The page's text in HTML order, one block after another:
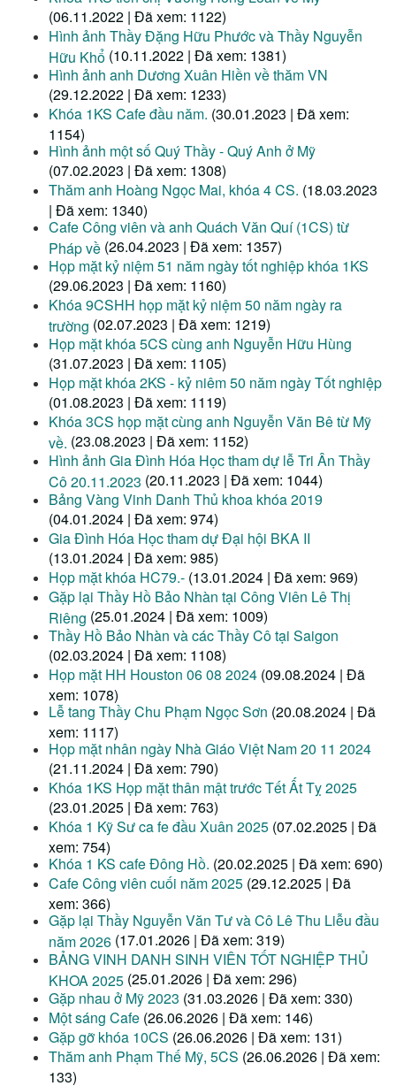
(06.11.2022 | Đã xem: 1122)
Hình ảnh Thầy Đặng Hữu Phước và Thầy Nguyễn
Hữu Khổ (10.11.2022 | Đã xem: 1381)
Hình ảnh anh Dương Xuân Hiền về thăm VN
(29.12.2022 | Đã xem: 1233)
Khóa 1KS Cafe đầu năm. (30.01.2023 | Đã xem:
1154)
Hình ảnh một số Quý Thầy - Quý Anh ở Mỹ
(07.02.2023 | Đã xem: 1308)
Thăm anh Hoàng Ngọc Mai, khóa 4 CS. (18.03.2023
| Đã xem: 1340)
Cafe Công viên và anh Quách Văn Quí (1CS) từ
Pháp về (26.04.2023 | Đã xem: 1357)
Họp mặt kỷ niệm 51 năm ngày tốt nghiệp khóa 1KS
(29.06.2023 | Đã xem: 1160)
Khóa 9CSHH họp mặt kỷ niệm 50 năm ngày ra
trường (02.07.2023 | Đã xem: 1219)
Họp mặt khóa 5CS cùng anh Nguyễn Hữu Hùng
(31.07.2023 | Đã xem: 1105)
Họp mặt khóa 2KS - kỷ niêm 50 năm ngày Tốt nghiệp
(01.08.2023 | Đã xem: 1119)
Khóa 3CS họp mặt cùng anh Nguyễn Văn Bê từ Mỹ
về. (23.08.2023 | Đã xem: 1152)
Hình ảnh Gia Đình Hóa Học tham dự lễ Tri Ân Thầy
Cô 20.11.2023 (20.11.2023 | Đã xem: 1044)
Bảng Vàng Vinh Danh Thủ khoa khóa 2019
(04.01.2024 | Đã xem: 974)
Gia Đình Hóa Học tham dự Đại hội BKA II
(13.01.2024 | Đã xem: 985)
Họp mặt khóa HC79.- (13.01.2024 | Đã xem: 969)
Gặp lại Thầy Hồ Bảo Nhàn tại Công Viên Lê Thị
Riêng (25.01.2024 | Đã xem: 1009)
Thầy Hồ Bảo Nhàn và các Thầy Cô tại Saigon
(02.03.2024 | Đã xem: 1108)
Họp mặt HH Houston 06 08 2024 (09.08.2024 | Đã
xem: 1078)
Lễ tang Thầy Chu Phạm Ngọc Sơn (20.08.2024 | Đã
xem: 1117)
Họp mặt nhân ngày Nhà Giáo Việt Nam 20 11 2024
(21.11.2024 | Đã xem: 790)
Khóa 1KS Họp mặt thân mật trước Tết Ất Tỵ 2025
(23.01.2025 | Đã xem: 763)
Khóa 1 Kỹ Sư ca fe đầu Xuân 2025 (07.02.2025 | Đã
xem: 754)
Khóa 1 KS cafe Đông Hồ. (20.02.2025 | Đã xem: 690)
Cafe Công viên cuối năm 2025 (29.12.2025 | Đã
xem: 366)
Gặp lại Thầy Nguyễn Văn Tư và Cô Lê Thu Liễu đầu
năm 2026 (17.01.2026 | Đã xem: 319)
BẢNG VINH DANH SINH VIÊN TỐT NGHIỆP THỦ
KHOA 2025 (25.01.2026 | Đã xem: 296)
Gặp nhau ở Mỹ 2023 (31.03.2026 | Đã xem: 330)
Một sáng Cafe (26.06.2026 | Đã xem: 146)
Gặp gỡ khóa 10CS (26.06.2026 | Đã xem: 131)
Thăm anh Phạm Thế Mỹ, 5CS (26.06.2026 | Đã xem:
133)